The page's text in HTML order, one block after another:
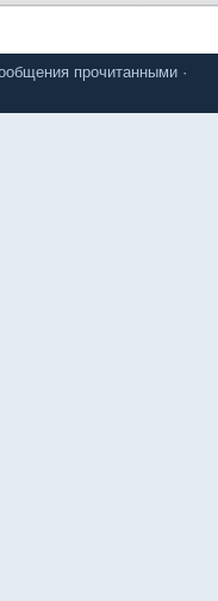
прочитанными ·